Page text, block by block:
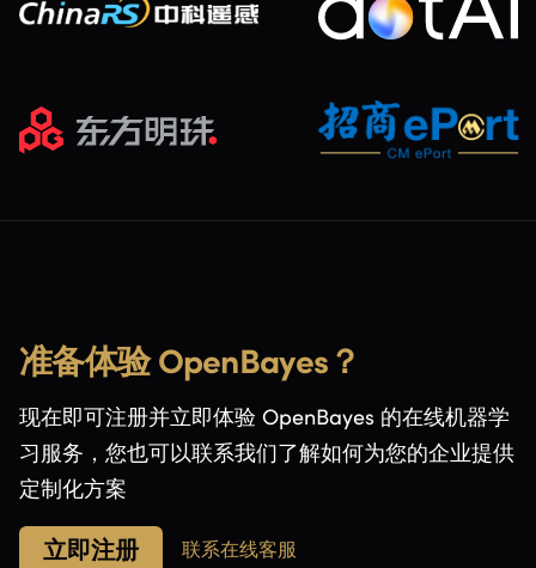
准备体验 OpenBayes？
现在即可注册并立即体验 OpenBayes 的在线机器学
习服务，您也可以联系我们了解如何为您的企业提供
定制化方案
立即注册 联系在线客服